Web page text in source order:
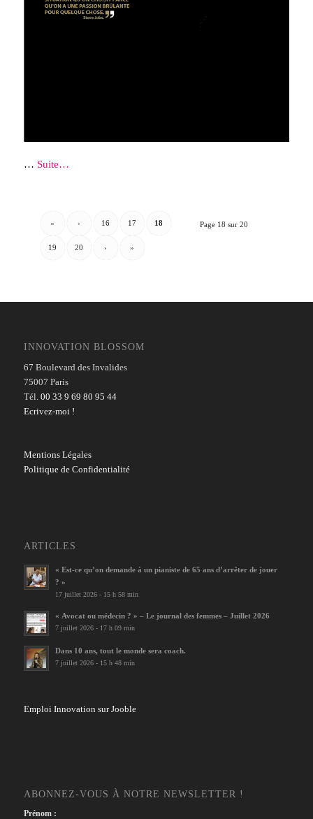
… Suite…
Page 18 sur 20
« ‹ 16 17 18
19 20 › »
INNOVATION BLOSSOM
67 Boulevard des Invalides
75007 Paris
Tél. 00 33 9 69 80 95 44
Ecrivez-moi !
Mentions Légales
Politique de Confidentialité
ARTICLES
« Est-ce qu’on demande à un pianiste de 65 ans d’arrêter de jouer
? »
17 juillet 2026 - 15 h 58 min
« Avocat ou médecin ? » – Le journal des femmes – Juillet 2026
7 juillet 2026 - 17 h 09 min
Dans 10 ans, tout le monde sera coach.
7 juillet 2026 - 15 h 48 min
Emploi Innovation sur Jooble
ABONNEZ-VOUS À NOTRE NEWSLETTER !
Prénom :